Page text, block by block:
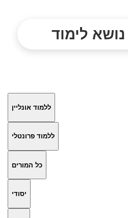
ללמוד אונליין
ללמוד פרונטלי
כל המורים
יסודי